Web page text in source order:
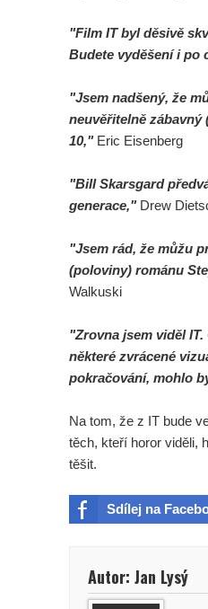
"Film IT byl děsivě
Budete vyděšení i po
"Jsem nadšený, že
neuvěřitelně zábavný
10,"Eric Eisenberg
"Bill Skarsgard
generace," Drew
"Jsem rád, že můžu
(poloviny) románu
Walkuski
"Zrovna jsem viděl
některé zvrácené
pokračování, mohlo
Na tom, že z IT bude
těch, kteří horor viděli,
těšit.
Sdílej na
Autor: Jan Lysý